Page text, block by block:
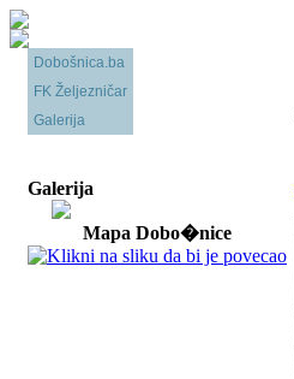
Dobošnica.ba
FK Željezničar
Galerija
Galerija
Mapa Dobo�nice